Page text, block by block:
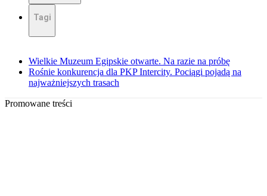
Tagi
Wielkie Muzeum Egipskie otwarte. Na razie na próbę
Rośnie konkurencja dla PKP Intercity. Pociągi pojadą na
najważniejszych trasach
Promowane treści